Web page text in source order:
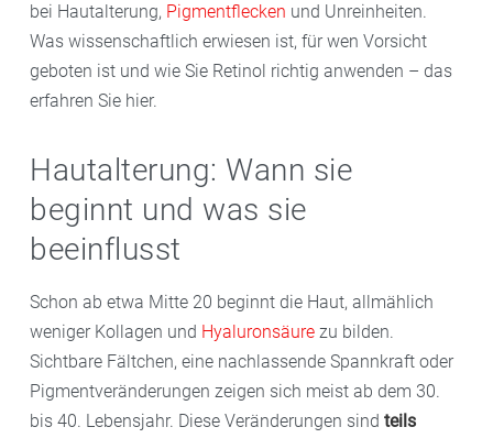
bei Hautalterung, Pigmentflecken und Unreinheiten.
Was wissenschaftlich erwiesen ist, für wen Vorsicht
geboten ist und wie Sie Retinol richtig anwenden – das
erfahren Sie hier.
Hautalterung: Wann sie
beginnt und was sie
beeinflusst
Schon ab etwa Mitte 20 beginnt die Haut, allmählich
weniger Kollagen und Hyaluronsäure zu bilden.
Sichtbare Fältchen, eine nachlassende Spannkraft oder
Pigmentveränderungen zeigen sich meist ab dem 30.
bis 40. Lebensjahr. Diese Veränderungen sind teils